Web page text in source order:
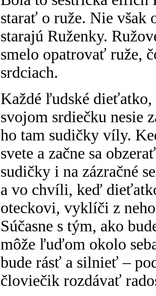
starať o ruže. Nie však
starajú Ruženky.
smelo opatrovať ruže,
srdciach.
Každé ľudské dieťatko,
svojom srdiečku nesie
ho tam sudičky víly.
svete a začne sa
sudičky i na zázračné
a vo chvíli, keď
oteckovi, vyklíči z
Súčasne s tým, ako
môže ľuďom okolo
bude rásť a silnieť –
človiečik rozdávať